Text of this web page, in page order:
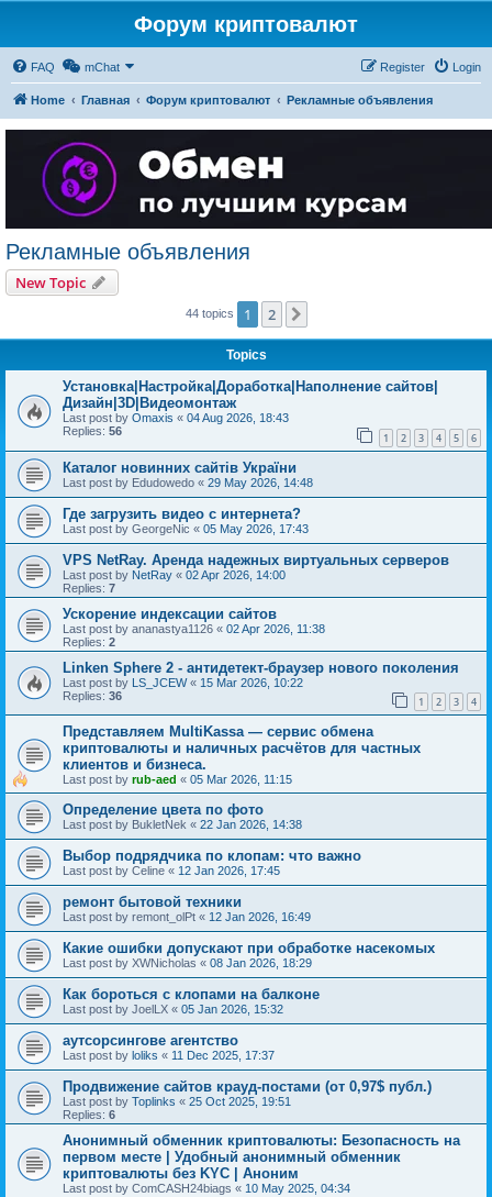
Форум криптовалют
FAQ mChat Login
Register
Home Главная Форум криптовалют Рекламные объявления
Рекламные объявления
New Topic
44 topics 1 2
Topics
Установка|Настройка|Доработка|Наполнение сайтов|
Дизайн|3D|Видеомонтаж
Last post by Omaxis « 04 Aug 2026, 18:43
Replies: 56 1 2 3 4 5 6
Каталог новинних сайтів України
Last post by Edudowedo « 29 May 2026, 14:48
Где загрузить видео с интернета?
Last post by GeorgeNic « 05 May 2026, 17:43
VPS NetRay. Аренда надежных виртуальных серверов
Last post by NetRay « 02 Apr 2026, 14:00
Replies: 7
Ускорение индексации сайтов
Last post by ananastya1126 « 02 Apr 2026, 11:38
Replies: 2
Linken Sphere 2 - антидетект-браузер нового поколения
Last post by LS_JCEW« 15 Mar 2026, 10:22
Replies: 36 1 2 3 4
Представляем MultiKassa — сервис обмена
криптовалюты и наличных расчётов для частных
клиентов и бизнеса.
Last post by rub-aed « 05 Mar 2026, 11:15
Определение цвета по фото
Last post by BukletNek « 22 Jan 2026, 14:38
Выбор подрядчика по клопам: что важно
Last post by Celine « 12 Jan 2026, 17:45
ремонт бытовой техники
Last post by remont_olPt « 12 Jan 2026, 16:49
Какие ошибки допускают при обработке насекомых
Last post by XWNicholas « 08 Jan 2026, 18:29
Как бороться с клопами на балконе
Last post by JoelLX « 05 Jan 2026, 15:32
аутсорсингове агентство
Last post by loliks « 11 Dec 2025, 17:37
Продвижение сайтов крауд-постами (от 0,97$ публ.)
Last post by Toplinks « 25 Oct 2025, 19:51
Replies: 6
Анонимный обменник криптовалюты: Безопасность на
первом месте | Удобный анонимный обменник
криптовалюты без KYC | Аноним
Last post by ComCASH24biags « 10 May 2025, 04:34